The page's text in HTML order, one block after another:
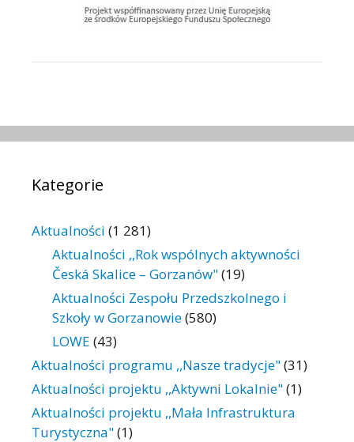
Kategorie
Aktualności (1 281)
Aktualności ,,Rok wspólnych aktywności
Česká Skalice – Gorzanów"(19)
Aktualności Zespołu Przedszkolnego i
Szkoły w Gorzanowie(580)
LOWE (43)
Aktualności programu ,,Nasze tradycje"(31)
Aktualności projektu ,,Aktywni Lokalnie"(1)
Aktualności projektu ,,Mała Infrastruktura
Turystyczna"(1)